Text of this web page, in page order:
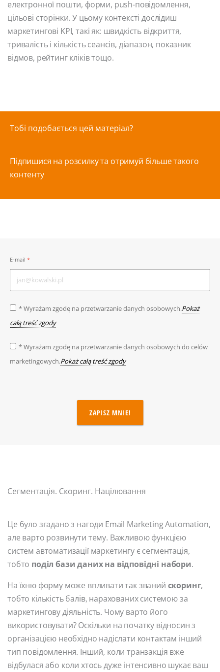
електронної пошти, форми, push-повідомлення,
цільові сторінки. У цьому контексті дослідиш
маркетингові KPI, такі як: швидкість відкриття,
тривалість і кількість сеансів, діапазон, показник
відмов, рейтинг кліків тощо.
Тобі подобається цей матеріал?
Підпишися на розсилку та отримуй більше такого
контенту
E-mail
* Wyrażam zgodę na przetwarzanie danych osobowych.Pokaż
całą treść zgody
* Wyrażam zgodę na przetwarzanie danych osobowych do celów
marketingowych.Pokaż całą treść zgody
ZAPISZ MNIE!
Сегментація. Скоринг. Націлювання
Це було згадано з нагоди Email Marketing Automation,
але варто розвинути тему. Важливою функцією
систем автоматизації маркетингу є сегментація,
тобто поділ бази даних на відповідні набори.
На їхню форму може впливати так званий скоринг,
тобто кількість балів, нарахованих системою за
маркетингову діяльність. Чому варто його
використовувати? Оскільки на початку відносин з
організацією необхідно надіслати контактам інший
тип повідомлення. Інший, коли транзакція вже
відбулася або коли хтось дуже інтенсивно шукає ваш